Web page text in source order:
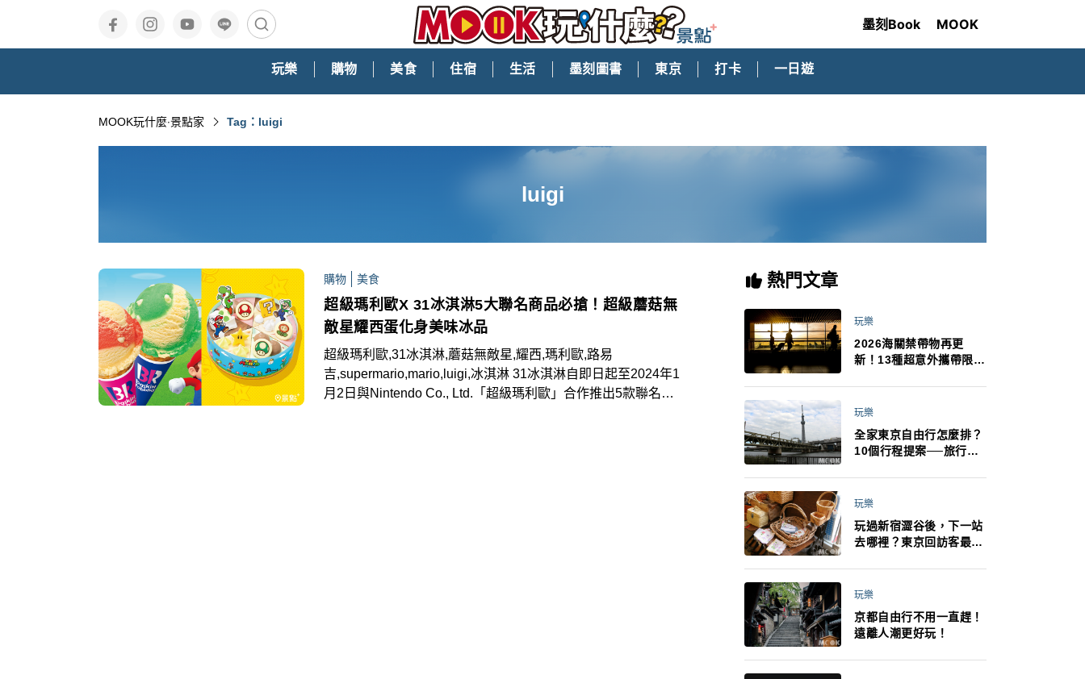
墨刻Book MOOK
玩樂 購物 美食 住宿 生活 墨刻圖書 東京 打卡 一日遊
MOOK玩什麼‧景點家 Tag：luigi
luigi
購物 美食
超級瑪利歐X 31冰淇淋5大聯名商品必搶！超級蘑菇無
敵星耀西蛋化身美味冰品
超級瑪利歐,31冰淇淋,蘑菇無敵星,耀西,瑪利歐,路易
吉,supermario,mario,luigi,冰淇淋 31冰淇淋自即日起至2024年1
月2日與Nintendo Co., Ltd.「超級瑪利歐」合作推出5款聯名企
熱門文章
玩樂
2026海關禁帶物再更
新！13種超意外攜帶限
最高還罰百萬！注意事項
玩樂
全家東京自由行怎麼排？
10個行程提案──旅行不
法！
玩樂
玩過新宿澀谷後，下一站
去哪裡？東京回訪客最推
玩樂
京都自由行不用一直趕！
遠離人潮更好玩！